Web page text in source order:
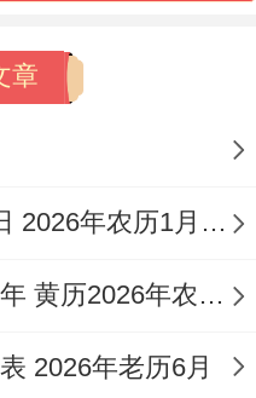
分。
领证的吉日，这天
日，五行属海中
道吉日，适宜嫁
章
2026年农历1月入宅吉日 2026年农历1月入宅最好的日子
农历九月黄道吉日2026年 黄历2026年农历九月黄道吉日查询
2026年老历6月